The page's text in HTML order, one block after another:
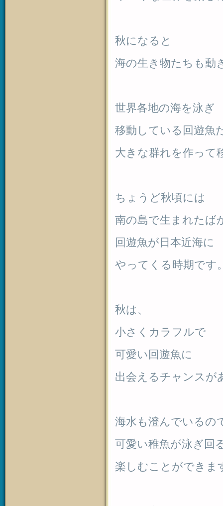
秋になると
海の生き物たちも動
世界各地の海を泳ぎ
移動している回遊魚
大きな群れを作って
ちょうど秋頃には
南の島で生まれたば
回遊魚が日本近海に
やってくる時期です
秋は、
小さくカラフルで
可愛い回遊魚に
出会えるチャンスが
海水も澄んでいるの
可愛い稚魚が泳ぎ回
楽しむことができま